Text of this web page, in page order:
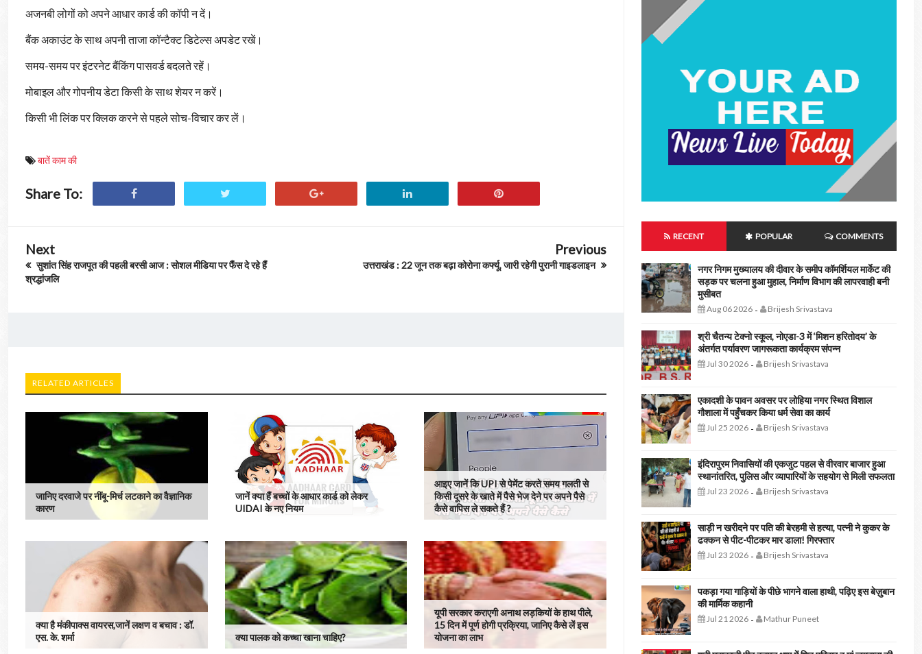
अजनबी लोगों को अपने आधार कार्ड की कॉपी न दें।
बैंक अकाउंट के साथ अपनी ताजा कॉन्टैक्ट डिटेल्स अपडेट रखें।
समय-समय पर इंटरनेट बैंकिंग पासवर्ड बदलते रहें।
मोबाइल और गोपनीय डेटा किसी के साथ शेयर न करें।
किसी भी लिंक पर क्लिक करने से पहले सोच-विचार कर लें।
बातें काम की
Share To:
Next
सुशांत सिंह राजपूत की पहली बरसी आज : सोशल मीडिया पर फैंस दे रहे हैं
श्रद्धांजलि
Previous
उत्तराखंड : 22 जून तक बढ़ा कोरोना कर्फ्यू, जारी रहेगी पुरानी गाइडलाइन
RELATED ARTICLES
जानिए दरवाजे पर नींबू-मिर्च लटकाने का वैज्ञानिक
कारण
जानें क्या हैं बच्चों के आधार कार्ड को लेकर
UIDAI के नए नियम
आइए जानें कि UPI से पेमेंट करते समय गलती से
किसी दूसरे के खाते में पैसे भेज देने पर अपने पैसे
कैसे वापिस ले सकते हैं ?
क्या है मंकीपाक्स वायरस,जानें लक्षण व बचाव : डॉ.
एस. के. शर्मा
क्या पालक को कच्चा खाना चाहिए?
यूपी सरकार कराएगी अनाथ लड़कियों के हाथ पीले,
15 दिन में पूर्ण होगी प्रक्रिया, जानिए कैसे लें इस
योजना का लाभ
RECENT POPULAR COMMENTS
नगर निगम मुख्यालय की दीवार के समीप कॉमर्शियल मार्केट की
सड़क पर चलना हुआ मुहाल, निर्माण विभाग की लापरवाही बनी
मुसीबत
Aug 06 2026- Brijesh Srivastava
श्री चैतन्य टेक्नो स्कूल, नोएडा-3 में ‘मिशन हरितोदय’ के
अंतर्गत पर्यावरण जागरूकता कार्यक्रम संपन्न
Jul 30 2026- Brijesh Srivastava
एकादशी के पावन अवसर पर लोहिया नगर स्थित विशाल
गौशाला में पहुँचकर किया धर्म सेवा का कार्य
Jul 25 2026- Brijesh Srivastava
इंदिरापुरम निवासियों की एकजुट पहल से वीरवार बाजार हुआ
स्थानांतरित, पुलिस और व्यापारियों के सहयोग से मिली सफलता
Jul 23 2026- Brijesh Srivastava
साड़ी न खरीदने पर पति की बेरहमी से हत्या, पत्नी ने कुकर के
ढक्कन से पीट-पीटकर मार डाला! गिरफ्तार
Jul 23 2026- Brijesh Srivastava
पकड़ा गया गाड़ियों के पीछे भागने वाला हाथी, पढ़िए इस बेज़ुबान
की मार्मिक कहानी
Jul 21 2026- Mathur Puneet